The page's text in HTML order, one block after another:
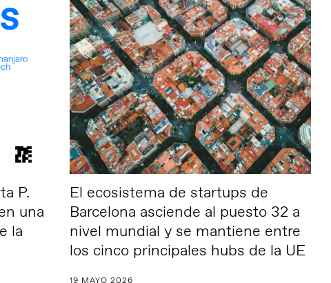
P.
una
la
El ecosistema de startups de
Barcelona asciende al puesto 32 a
nivel mundial y se mantiene entre
los cinco principales hubs de la UE